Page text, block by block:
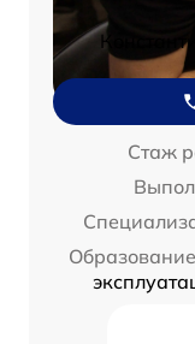
Стаж